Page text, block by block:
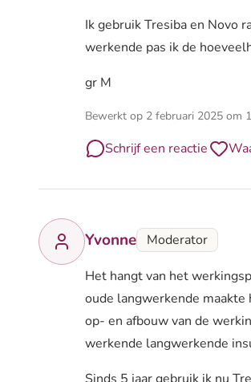
Ik gebruik Tresiba en Novo
werkende pas ik de
gr M
Bewerkt op 2 februari 2025 om
Schrijf een reactie
Yvonne Moderator
Het hangt van het
oude langwerkende
op- en afbouw van de
werkende langwerkende